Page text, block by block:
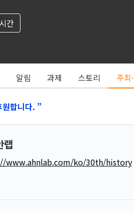
간
알림 과제 스토리 주최
원합니다. ”
랩
www.ahnlab.com/ko/30th/history